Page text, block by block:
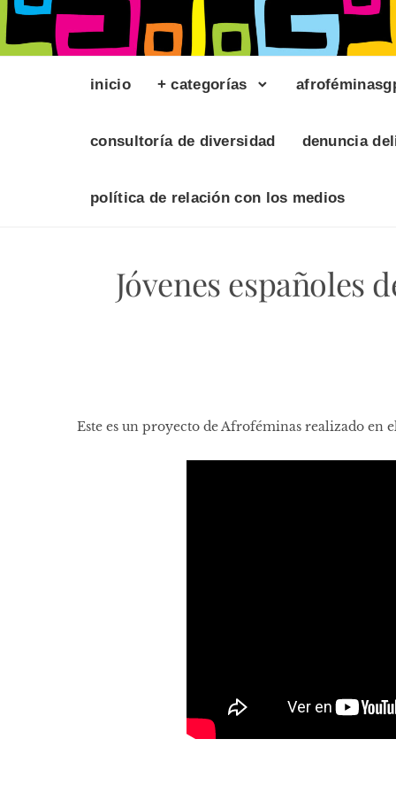
inicio + categorías
consultoría de diversidad denuncia
política de relación con los medios
Jóvenes españoles
Este es un proyecto de Afroféminas realizado en